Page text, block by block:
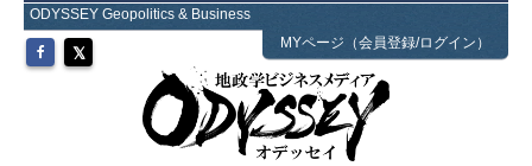
ODYSSEY Geopolitics & Business
MYページ（会員登録/ログイン）